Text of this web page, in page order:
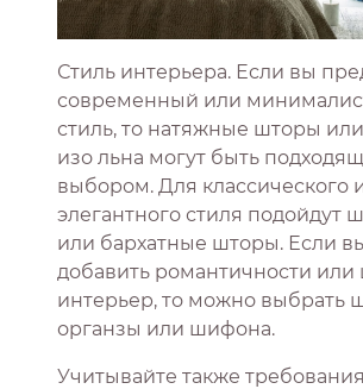
Стиль интерьера. Если вы
современный или
стиль, то натяжные шторы
изо льна могут быть
выбором. Для классического
элегантного стиля подойдут
или бархатные шторы. Если
добавить романтичности или
интерьер, то можно выбрать
органзы или шифона.
Учитывайте также